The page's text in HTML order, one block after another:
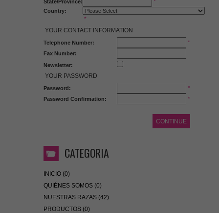
State/Province: *
Country:
*
YOUR CONTACT INFORMATION
Telephone Number: *
Fax Number:
Newsletter:
YOUR PASSWORD
Password: *
Password Confirmation: *
CONTINUE
CATEGORIA
INICIO (0)
QUIÉNES SOMOS (0)
NUESTRAS RAZAS (42)
PRODUCTOS (0)